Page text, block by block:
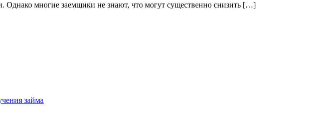
Однако многие заемщики не знают, что могут существенно снизить […]
займа